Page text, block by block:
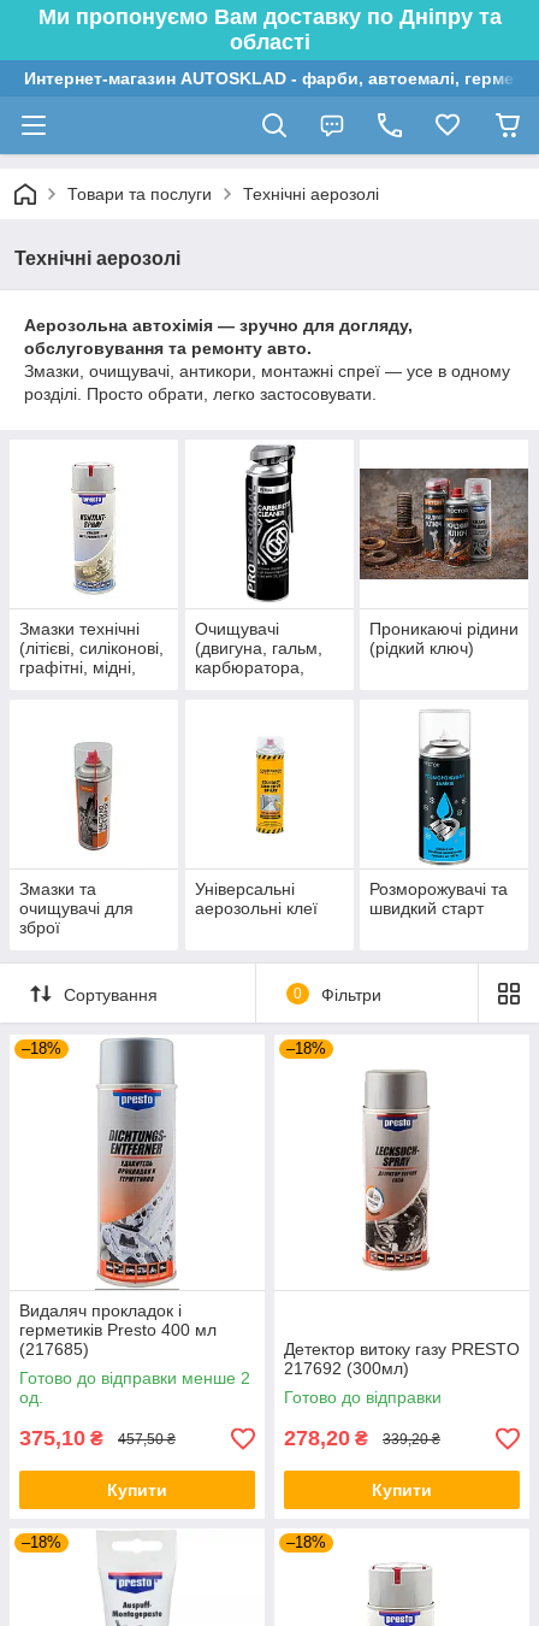
Ми пропонуємо Вам доставку по Дніпру та
області
Интернет-магазин AUTOSKLAD - фарби, автоемалі,
Товари та послуги Технічні аерозолі
Технічні аерозолі
Аерозольна автохімія — зручно для догляду,
обслуговування та ремонту авто.
Змазки, очищувачі, антикори, монтажні спреї — усе в одному
розділі. Просто обрати, легко застосовувати.
Змазки технічні
(літієві, силіконові,
графітні, мідні,
Очищувачі
(двигуна, гальм,
карбюратора,
Проникаючі рідини
(рідкий ключ)
Змазки та
очищувачі для
зброї
Універсальні
аерозольні клеї
Розморожувачі та
швидкий старт
Сортування 0 Фільтри
–18%
Видаляч прокладок і
герметиків Presto 400 мл
(217685)
Готово до відправки менше 2
од.
375,10 ₴ 457,50 ₴
Купити
–18%
Детектор витоку газу PRESTO
217692 (300мл)
Готово до відправки
278,20 ₴ 339,20 ₴
Купити
–18% –18%